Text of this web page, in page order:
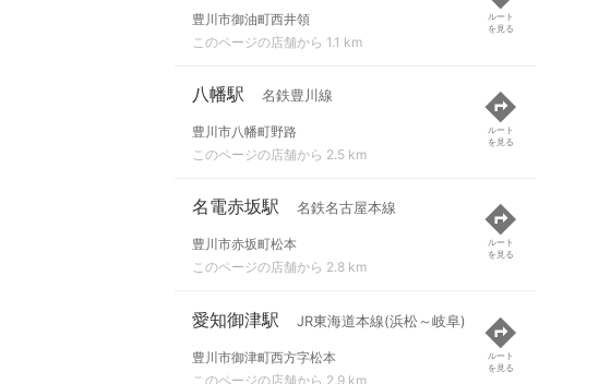
豊川市御油町西井領
このページの店舗から 1.1 km
ルート
を見る
八幡駅 名鉄豊川線
豊川市八幡町野路
このページの店舗から 2.5 km
ルート
を見る
名電赤坂駅 名鉄名古屋本線
豊川市赤坂町松本
このページの店舗から 2.8 km
ルート
を見る
愛知御津駅 JR東海道本線(浜松～岐阜)
豊川市御津町西方字松本
このページの店舗から 2.9 km
ルート
を見る